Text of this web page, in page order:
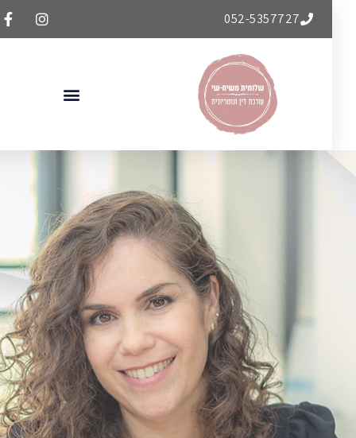
052-5357727